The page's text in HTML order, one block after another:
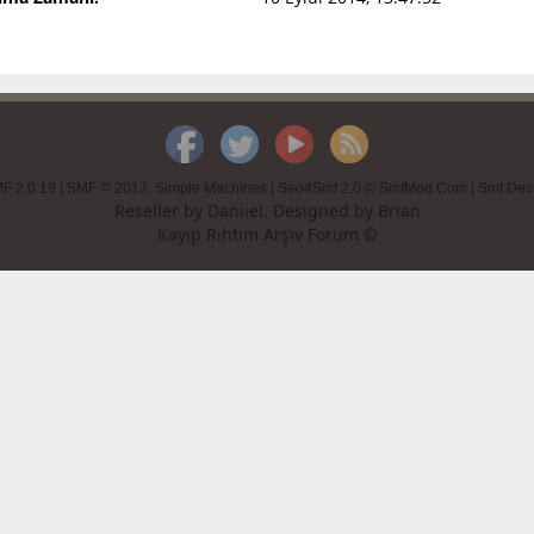
2.0.19 | SMF © 2017 Simple Machines | Seo4Smf 2.0 © SmfMod.Com | Smf
Reseller by Daniiel. Designed by Brian
Kayıp Rıhtım Arşiv Forum ©